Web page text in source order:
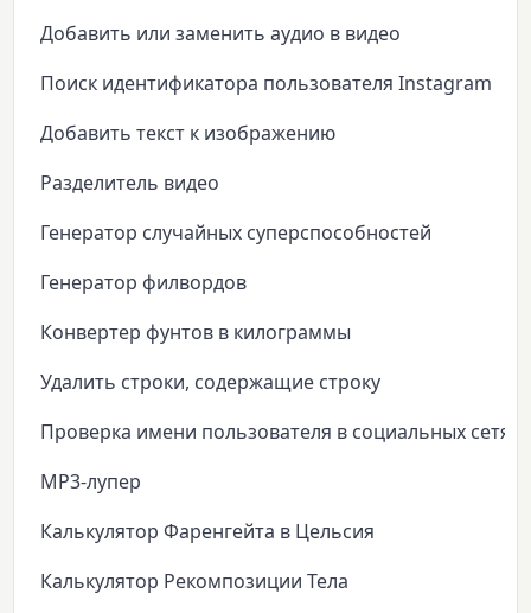
Добавить или заменить аудио в видео
Поиск идентификатора пользователя Instagram
Добавить текст к изображению
Разделитель видео
Генератор случайных суперспособностей
Генератор филвордов
Конвертер фунтов в килограммы
Удалить строки, содержащие строку
Проверка имени пользователя в социальных сетях
MP3-лупер
Калькулятор Фаренгейта в Цельсия
Калькулятор Рекомпозиции Тела